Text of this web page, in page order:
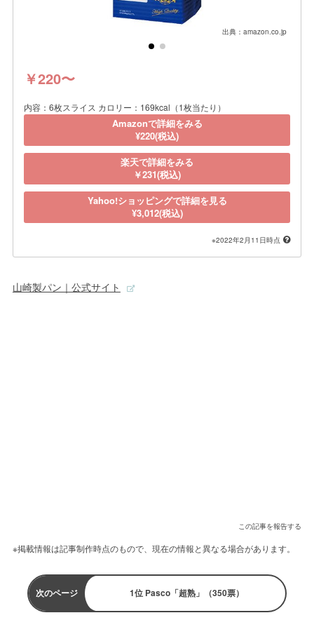
出典：amazon.co.jp
￥220〜
内容：6枚スライス カロリー：169kcal（1枚当たり）
Amazonで詳細をみる
¥220(税込)
楽天で詳細をみる
￥231(税込)
Yahoo!ショッピングで詳細を見る
¥3,012(税込)
※2022年2月11日時点
山崎製パン｜公式サイト
この記事を報告する
※掲載情報は記事制作時点のもので、現在の情報と異なる場合があります。
次のページ 1位 Pasco「超熟」（350票）